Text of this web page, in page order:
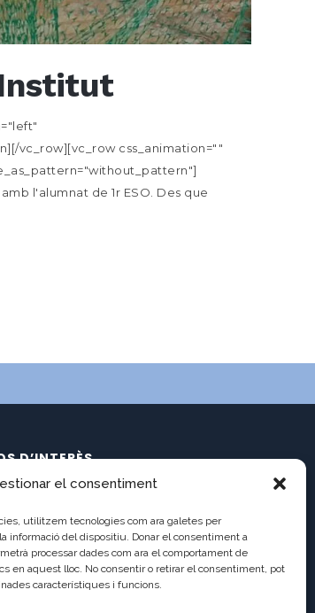
el consentiment
utilitzem tecnologies com ara galetes per
informació del dispositiu. Donar el consentiment a
processar dades com ara el comportament de
en aquest lloc. No consentir o retirar el consentiment, pot
característiques i funcions.
vc_row][vc_row css_animation=""
l'alumnat de 1r ESO. Des que
D’INTERÈS
Balmes
TV2
TV (antic)
08009 Barcelona
a8013111@xtec.cat